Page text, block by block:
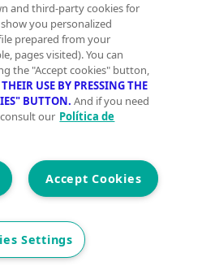
and third-party cookies for
you personalized
prepared from your
pages visited). You can
the "Accept cookies" button,
USE BY PRESSING THE
BUTTON. And if you need
our Política de
Accept Cookies
Settings